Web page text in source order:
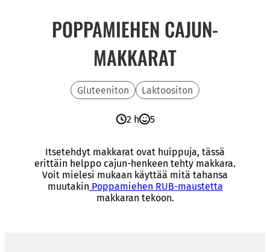
POPPAMIEHEN CAJUN-
MAKKARAT
Gluteeniton Laktoositon
2 h 5
Itsetehdyt makkarat ovat huippuja, tässä
erittäin helppo cajun-henkeen tehty makkara.
Voit mielesi mukaan käyttää mitä tahansa
muutakin Poppamiehen RUB-maustetta
makkaran tekoon.